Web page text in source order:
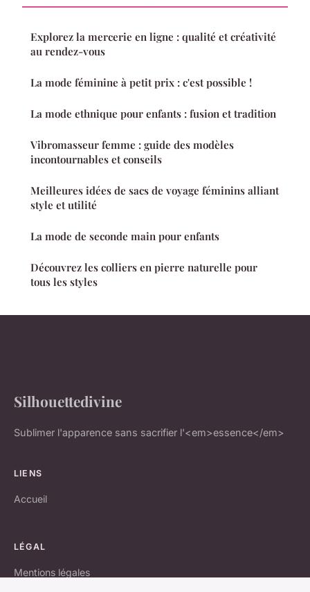
Explorez la mercerie en ligne : qualité et créativité
au rendez-vous
La mode féminine à petit prix : c'est possible !
La mode ethnique pour enfants : fusion et tradition
Vibromasseur femme : guide des modèles
incontournables et conseils
Meilleures idées de sacs de voyage féminins alliant
style et utilité
La mode de seconde main pour enfants
Découvrez les colliers en pierre naturelle pour
tous les styles
Silhouettedivine
Sublimer l'apparence sans sacrifier l'<em>essence</em>
LIENS
Accueil
LÉGAL
Mentions légales